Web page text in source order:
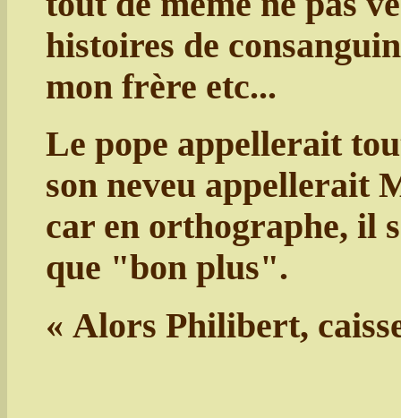
histoires de
mon frère etc...
Le pope appellerait
son neveu
car en orthographe, il
que "bon plus".
« Alors Philibert,